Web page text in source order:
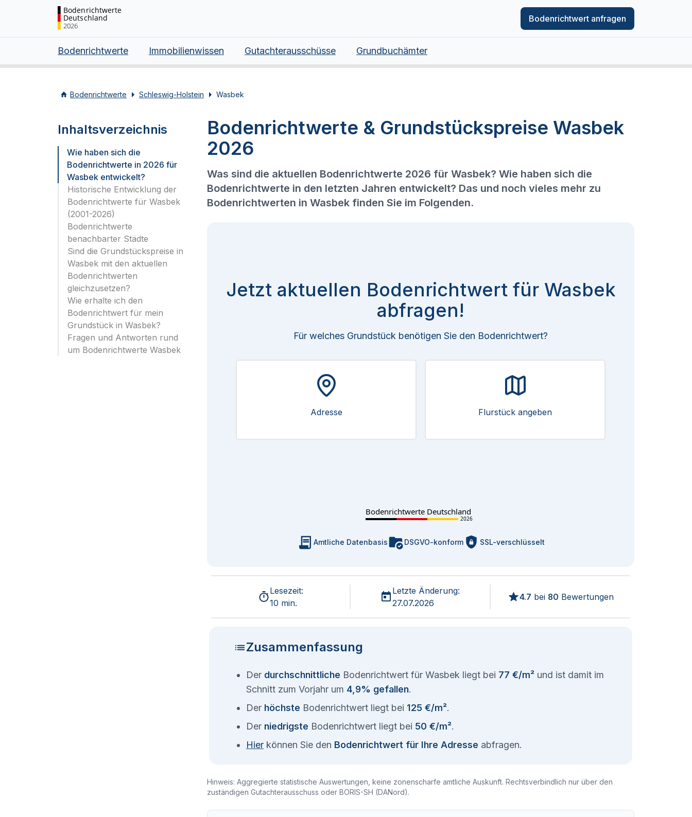
Bodenrichtwerte
Deutschland
2026
Bodenrichtwert anfragen
Bodenrichtwerte Immobilienwissen Gutachterausschüsse Grundbuchämter
Bodenrichtwerte Schleswig-Holstein Wasbek
Inhaltsverzeichnis
Wie haben sich die
Bodenrichtwerte in 2026 für
Wasbek entwickelt?
Historische Entwicklung der
Bodenrichtwerte für Wasbek
(2001-2026)
Bodenrichtwerte
benachbarter Städte
Sind die Grundstückspreise in
Wasbek mit den aktuellen
Bodenrichtwerten
gleichzusetzen?
Wie erhalte ich den
Bodenrichtwert für mein
Grundstück in Wasbek?
Fragen und Antworten rund
um Bodenrichtwerte Wasbek
Bodenrichtwerte & Grundstückspreise Wasbek
2026
Was sind die aktuellen Bodenrichtwerte 2026 für Wasbek? Wie haben sich die
Bodenrichtwerte in den letzten Jahren entwickelt? Das und noch vieles mehr zu
Bodenrichtwerten in Wasbek finden Sie im Folgenden.
Jetzt aktuellen Bodenrichtwert für Wasbek
abfragen!
Für welches Grundstück benötigen Sie den Bodenrichtwert?
Adresse Flurstück angeben
Bodenrichtwerte Deutschland
2026
Amtliche Datenbasis DSGVO-konform SSL-verschlüsselt
Lesezeit:
10 min.
Letzte Änderung:
27.07.2026
4.7 bei 80 Bewertungen
Zusammenfassung
Der durchschnittliche Bodenrichtwert für Wasbek liegt bei 77 €/m² und ist damit im
Schnitt zum Vorjahr um 4,9% gefallen.
Der höchste Bodenrichtwert liegt bei 125 €/m².
Der niedrigste Bodenrichtwert liegt bei 50 €/m².
Hier können Sie den Bodenrichtwert für Ihre Adresse abfragen.
Hinweis: Aggregierte statistische Auswertungen, keine zonenscharfe amtliche Auskunft. Rechtsverbindlich nur über den
zuständigen Gutachterausschuss oder BORIS-SH (DANord).